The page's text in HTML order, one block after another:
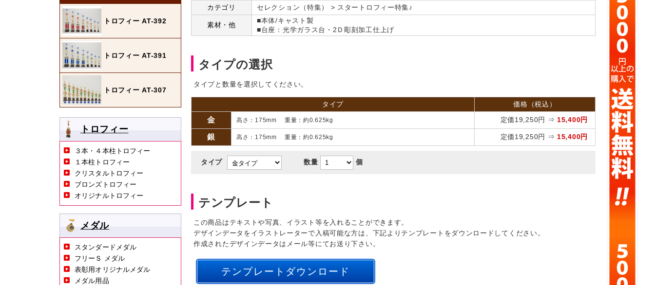
カテゴリ セレクション（特集） > スタートロフィー特集♪
素材・他
■本体/キャスト製
■台座：光学ガラス台・2Ｄ彫刻加工仕上げ
タイプの選択
タイプと数量を選択してください。
タイプ 価格（税込）
金 高さ：175mm 重量：約0.625kg 定価19,250円 ⇒ 15,400円
銀 高さ：175mm 重量：約0.625kg 定価19,250円 ⇒ 15,400円
タイプ 数量 個
テンプレート
この商品はテキストや写真、イラスト等を入れることができます。
デザインデータをイラストレーターで入稿可能な方は、下記よりテンプレートをダウンロードしてください。
作成されたデザインデータはメール等にてお送り下さい。
テンプレートダウンロード
トロフィー AT-392
トロフィー AT-391
トロフィー AT-307
トロフィー
３本・４本柱トロフィー
１本柱トロフィー
クリスタルトロフィー
ブロンズトロフィー
オリジナルトロフィー
メダル
スタンダードメダル
フリーＳ メダル
表彰用オリジナルメダル
メダル用品